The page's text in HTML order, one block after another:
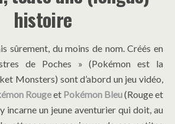
histoire
sûrement, du moins de nom. Créés en
de Poches » (Pokémon est la
Monsters) sont d’abord un jeu vidéo,
Rougeet Pokémon Bleu(Rouge et
incarne un jeune aventurier qui doit, au